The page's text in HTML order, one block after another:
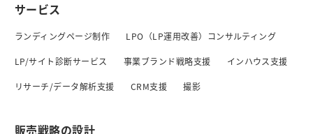
サービス
ランディングページ制作 LPO（LP運用改善）コンサルティング
LP/サイト診断サービス 事業ブランド戦略支援 インハウス支援
リサーチ/データ解析支援 CRM支援 撮影
販売戦略の設計